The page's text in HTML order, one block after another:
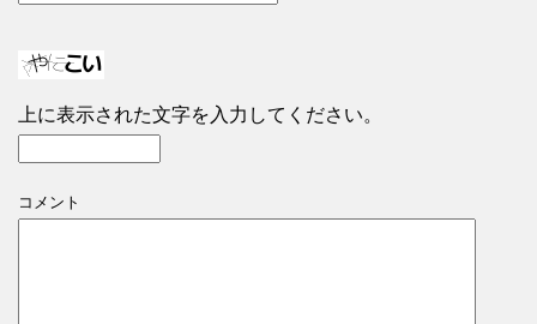
上に表示された文字を入力してください。
コメント